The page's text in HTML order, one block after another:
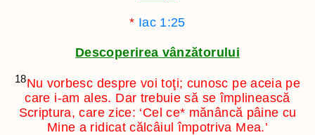
* Iac 1:25
Descoperirea vânzătorului
18Nu vorbesc despre voi toţi; cunosc pe aceia pe
care i-am ales. Dar trebuie să se împlinească
Scriptura, care zice: ‘Cel ce* mănâncă pâine cu
Mine a ridicat călcâiul împotriva Mea.’